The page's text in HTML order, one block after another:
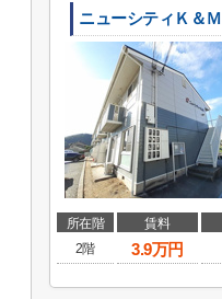
ニューシティＫ＆Ｍ
所在階 賃料
2階
3.9万円